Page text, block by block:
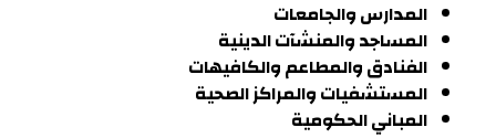
المدارس والجامعات
المساجد والمنشآت الدينية
الفنادق والمطاعم والكافيهات
المستشفيات والمراكز الصحية
المباني الحكومية